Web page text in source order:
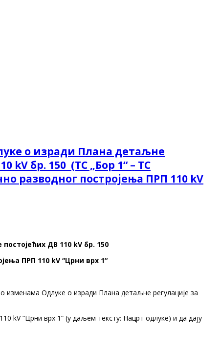
о изради Плана детаљне
kV бр. 150 (ТС „Бор 1“ – ТС
разводног постројења ПРП 110 kV
ДВ 110 kV бр. 150
ПРП 110 kV “Црни врх 1“
изменама Одлуке о изради Плана детаљне регулације за
kV “Црни врх 1“ (у даљем тексту: Нацрт oдлукe) и да дају